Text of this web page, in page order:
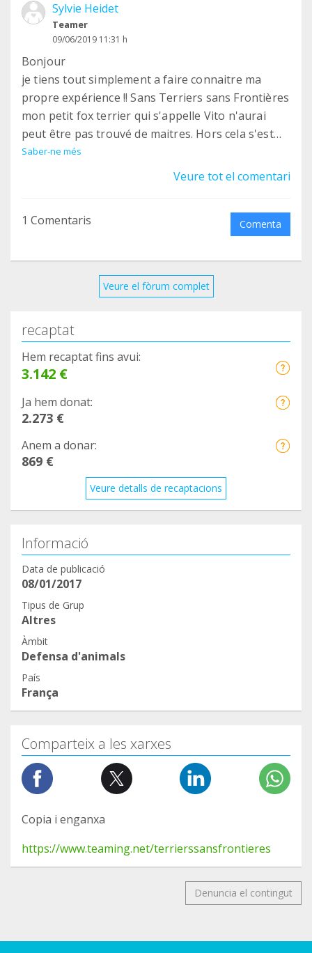
Sylvie Heidet
Teamer
09/06/2019 11:31 h
Bonjour
je tiens tout simplement a faire connaitre ma
propre expérience !! Sans Terriers sans Frontières
mon petit fox terrier qui s'appelle Vito n'aurai
peut être pas trouvé de maitres. Hors cela s'est
fait et j'en suis heureuse car malheureusement
souffrant d'une maladie dégénérative je ne
normalement j'ai dû prendre une décision qui
de tout cœur avec vos idées qui je trouve sont
expressément nécessaires! je participe donc!
Saber-ne més
Veure tot el comentari
1 Comentaris Comenta
Veure el fòrum complet
recaptat
Hem recaptat fins avui:
3.142 €
Ja hem donat:
2.273 €
Anem a donar:
869 €
Veure detalls de recaptacions
Informació
Data de publicació
08/01/2017
Tipus de Grup
Altres
Àmbit
Defensa d'animals
País
França
Comparteix a les xarxes
Copia i enganxa
https://www.teaming.net/terrierssansfrontieres
Denuncia el contingut